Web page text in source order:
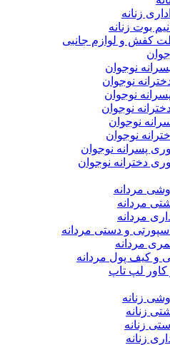
زنانه
بوت زنانه
کفش و لوازم جانبی
نوجوان
نوجوان
نوجوان
نوجوان
نوجوان
نوجوان
پسرانه نوجوان
دخترانه نوجوان
مردانه
مردانه
مردانه
و دستی مردانه
مردانه
و کیف پول مردانه
لپ تاپ
زنانه
زنانه
زنانه
زنانه